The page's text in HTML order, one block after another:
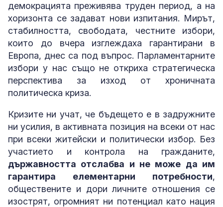
демокрацията преживява труден период, а на
хоризонта се задават нови изпитания. Мирът,
стабилността, свободата, честните избори,
които до вчера изглеждаха гарантирани в
Европа, днес са под въпрос. Парламентарните
избори у нас също не откриха стратегическа
перспектива за изход от хроничната
политическа криза.
Кризите ни учат, че бъдещето е в задружните
ни усилия, в активната позиция на всеки от нас
при всеки житейски и политически избор. Без
участието и контрола на гражданите,
държавността отслабва и не може да им
гарантира елементарни потребности,
обществените и дори личните отношения се
изострят, огромният ни потенциал като нация